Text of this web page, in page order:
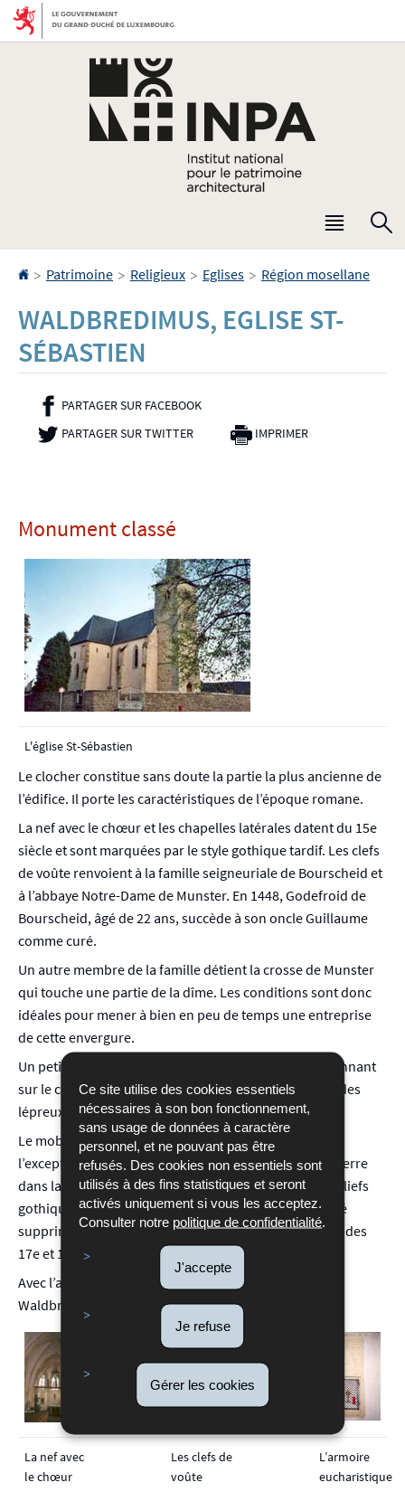
Ce site utilise des cookies essentiels
nécessaires à son bon fonctionnement,
sans usage de données à caractère
personnel, et ne pouvant pas être
refusés. Des cookies non essentiels sont
utilisés à des fins statistiques et seront
activés uniquement si vous les acceptez.
Consulter notre politique de confidentialité.
J'accepte
Je refuse
Gérer les cookies
Aller
Aller
Menu
Accueil
> Patrimoine > Religieux > Eglises > Région mosellane
WALDBREDIMUS, EGLISE ST-
SÉBASTIEN
PARTAGER SUR FACEBOOK- NOUVELLE FENÊTRE
PARTAGER SUR TWITTER- NOUVELLE FENÊTRE
IMPRIMER
Monument classé
L'église St-Sébastien
Le clocher constitue sans doute la partie la plus ancienne de
l’édifice. Il porte les caractéristiques de l’époque romane.
La nef avec le chœur et les chapelles latérales datent du 15e
siècle et sont marquées par le style gothique tardif. Les clefs
de voûte renvoient à la famille seigneuriale de Bourscheid et
à l’abbaye Notre-Dame de Munster. En 1448, Godefroid de
Bourscheid, âgé de 22 ans, succède à son oncle Guillaume
comme curé.
Un autre membre de la famille détient la crosse de Munster
qui touche une partie de la dîme. Les conditions sont donc
idéales pour mener à bien en peu de temps une entreprise
de cette envergure.
Un petit logis aménagé au-dessus de la sacristie et donnant
sur le chœur a probablement servi d’habitation pour des
lépreux.
Le mobilier de l’époque de construction a disparu à
l’exception de l’armoire eucharistique. Une croix en pierre
dans la chapelle latérale gauche date de 1458. Deux reliefs
gothiques (copies) proviennent de retables qui ont été
supprimés. Statues baroques. Monuments funéraires des
17e et 18e s..
Avec l’ancien cimetière qui l’entoure, l’église de
Waldbredimus constitue un site remarquable.
La nef avec
le chœur
Les clefs de
voûte
L’armoire
eucharistique